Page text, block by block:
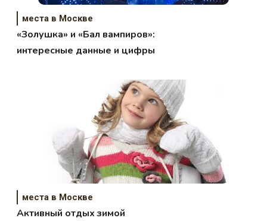
места в Москве
«Золушка» и «Бал вампиров»:
интересные данные и цифры
места в Москве
Активный отдых зимой